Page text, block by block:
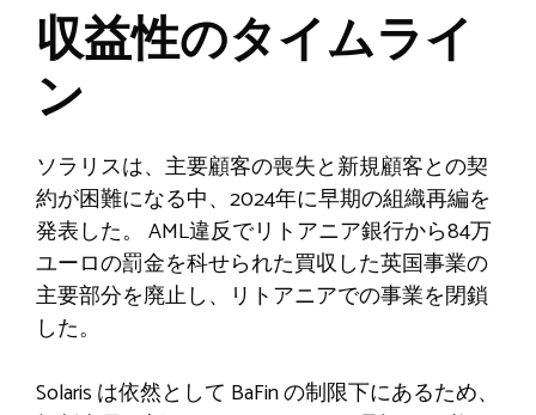
収益性のタイムライ
ン
ソラリスは、主要顧客の喪失と新規顧客との契
約が困難になる中、2024年に早期の組織再編を
発表した。 AML違反でリトアニア銀行から84万
ユーロの罰金を科せられた買収した英国事業の
主要部分を廃止し、リトアニアでの事業を閉鎖
した。
Solaris は依然として BaFin の制限下にあるため、